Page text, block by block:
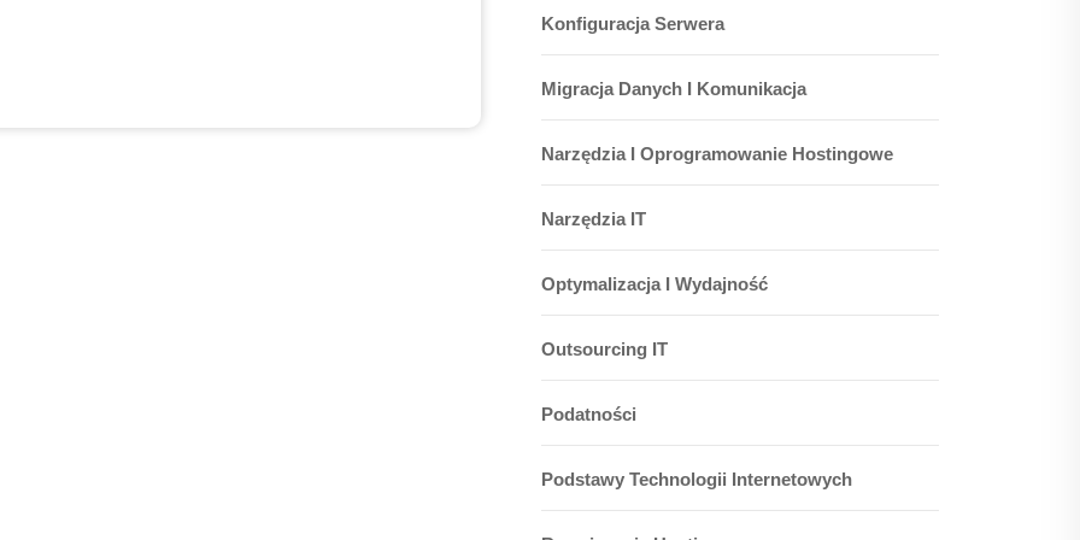
Konfiguracja Serwera
Migracja Danych I Komunikacja
Narzędzia I Oprogramowanie Hostingowe
Narzędzia IT
Optymalizacja I Wydajność
Outsourcing IT
Podatności
Podstawy Technologii Internetowych